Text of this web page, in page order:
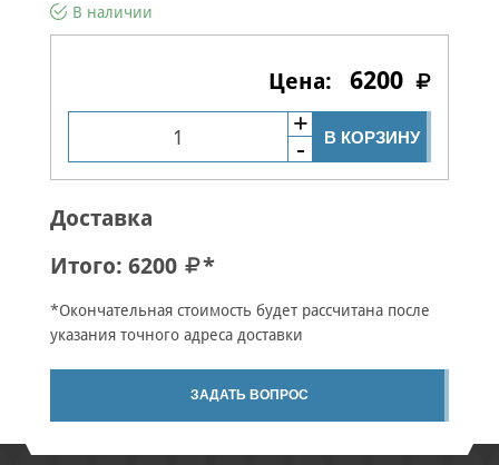
В наличии
6200
В КОРЗИНУ
Доставка
Итого: 6200 *
*Окончательная стоимость будет рассчитана после
указания точного адреса доставки
ЗАДАТЬ ВОПРОС